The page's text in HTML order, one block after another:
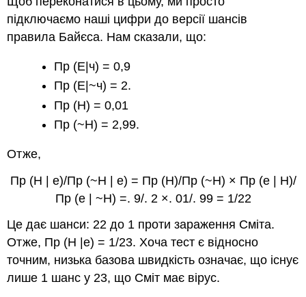
підключаємо наші цифри до версії шансів
правила Байєса. Нам сказали, що:
Пр (Е|ч) = 0,9
Пр (Е|~ч) = 2.
Пр (Н) = 0,01
Пр (~Н) = 2,99.
Отже,
Пр (Н | е)/Пр (~Н | е) = Пр (Н)/Пр (~Н) × Пр (е | Н)/
Пр (е | ~Н) =. 9/. 2 ×. 01/. 99 = 1/22
Це дає шанси: 22 до 1 проти зараження Сміта.
Отже, Пр (Н |е) = 1/23. Хоча тест є відносно
точним, низька базова швидкість означає, що існує
лише 1 шанс у 23, що Сміт має вірус.